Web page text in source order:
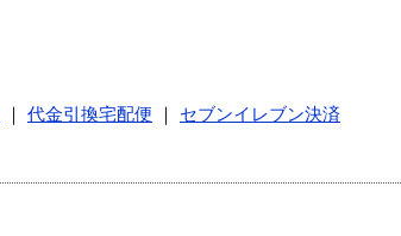
代金引換宅配便
セブンイレブン決済